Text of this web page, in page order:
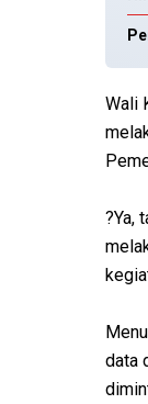
Wali
?Ya,
data